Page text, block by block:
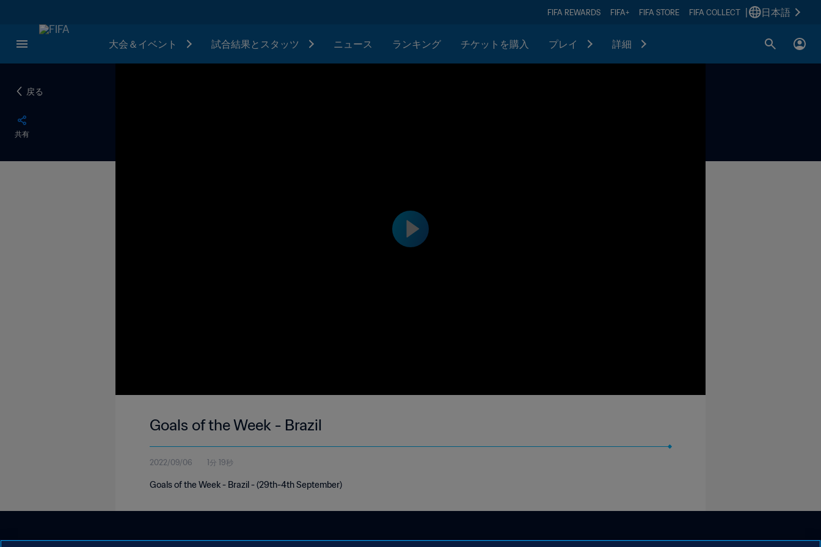
FIFA REWARDS FIFA+ FIFA STORE FIFA COLLECT 日本語
大会＆イベント 試合結果とスタッツ ニュース ランキング チケットを購入 プレイ 詳細
戻る
共有
Goals of the Week - Brazil
2022/09/06 1分 19秒
Goals of the Week - Brazil - (29th-4th September)